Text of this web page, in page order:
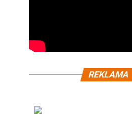
REKLAMA